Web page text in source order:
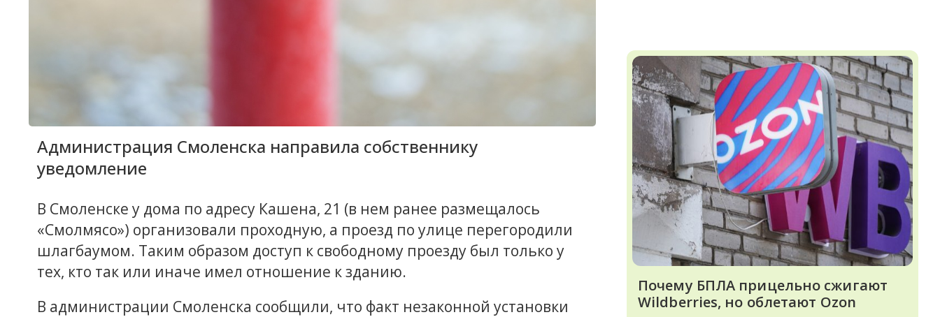
Администрация Смоленска направила собственнику
уведомление
В Смоленске у дома по адресу Кашена, 21 (в нем ранее размещалось
«Смолмясо») организовали проходную, а проезд по улице перегородили
шлагбаумом. Таким образом доступ к свободному проезду был только у
тех, кто так или иначе имел отношение к зданию.
В администрации Смоленска сообщили, что факт незаконной установки
Почему БПЛА прицельно сжигают
Wildberries, но облетают Ozon